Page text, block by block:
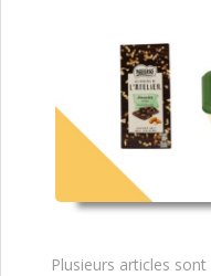
Plusieurs articles sont